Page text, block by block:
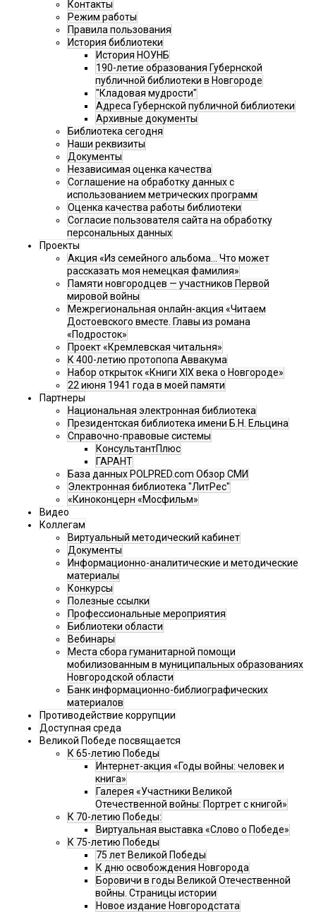
Контакты
Режим работы
Правила пользования
История библиотеки
История НОУНБ
190-летие образования Губернской
публичной библиотеки в Новгороде
"Кладовая мудрости"
Адреса Губернской публичной библиотеки
Архивные документы
Библиотека сегодня
Наши реквизиты
Документы
Независимая оценка качества
Соглашение на обработку данных с
использованием метрических программ
Оценка качества работы библиотеки
Согласие пользователя сайта на обработку
персональных данных
Проекты
Акция «Из семейного альбома... Что может
рассказать моя немецкая фамилия»
Памяти новгородцев — участников Первой
мировой войны
Межрегиональная онлайн-акция «Читаем
Достоевского вместе. Главы из романа
«Подросток»
Проект «Кремлевская читальня»
К 400-летию протопопа Аввакума
Набор открыток «Книги XIX века о Новгороде»
22 июня 1941 года в моей памяти
Партнеры
Национальная электронная библиотека
Президентская библиотека имени Б.Н. Ельцина
Справочно-правовые системы
КонсультантПлюс
ГАРАНТ
База данных POLPRED.com Обзор СМИ
Электронная библиотека "ЛитРес"
«Киноконцерн «Мосфильм»
Видео
Коллегам
Виртуальный методический кабинет
Документы
Информационно-аналитические и методические
материалы
Конкурсы
Полезные ссылки
Профессиональные мероприятия
Библиотеки области
Вебинары
Места сбора гуманитарной помощи
мобилизованным в муниципальных образованиях
Новгородской области
Банк информационно-библиографических
материалов
Противодействие коррупции
Доступная среда
Великой Победе посвящается
К 65-летию Победы
Интернет-акция «Годы войны: человек и
книга»
Галерея «Участники Великой
Отечественной войны: Портрет с книгой»
К 70-летию Победы:
Виртуальная выставка «Слово о Победе»
К 75-летию Победы
75 лет Великой Победы
К дню освобождения Новгорода
Боровичи в годы Великой Отечественной
войны. Страницы истории
Новое издание Новгородстата